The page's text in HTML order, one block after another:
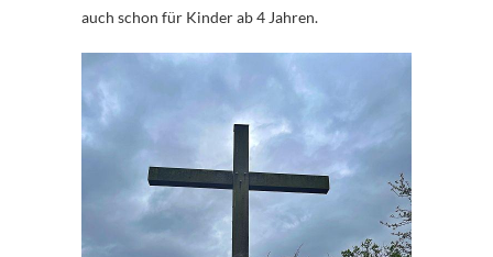
auch schon für Kinder ab 4 Jahren.